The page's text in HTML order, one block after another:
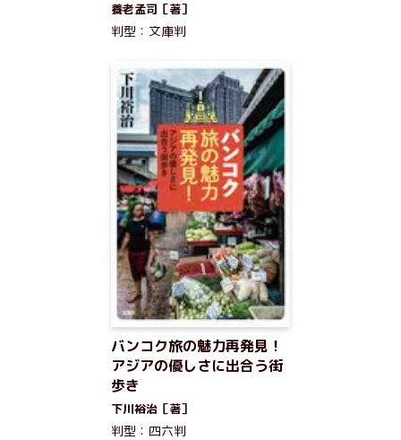
養老孟司［著］
判型：文庫判
バンコク旅の魅力再発見！
アジアの優しさに出合う街
歩き
下川裕治［著］
判型：四六判